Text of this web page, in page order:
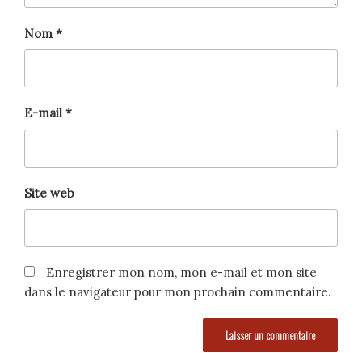
Nom *
E-mail *
Site web
Enregistrer mon nom, mon e-mail et mon site
dans le navigateur pour mon prochain commentaire.